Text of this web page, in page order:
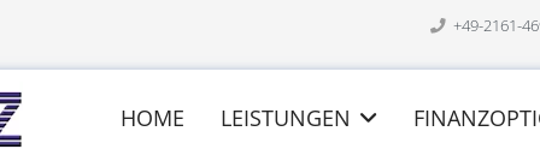
+49-2161-
HOME LEISTUNGEN